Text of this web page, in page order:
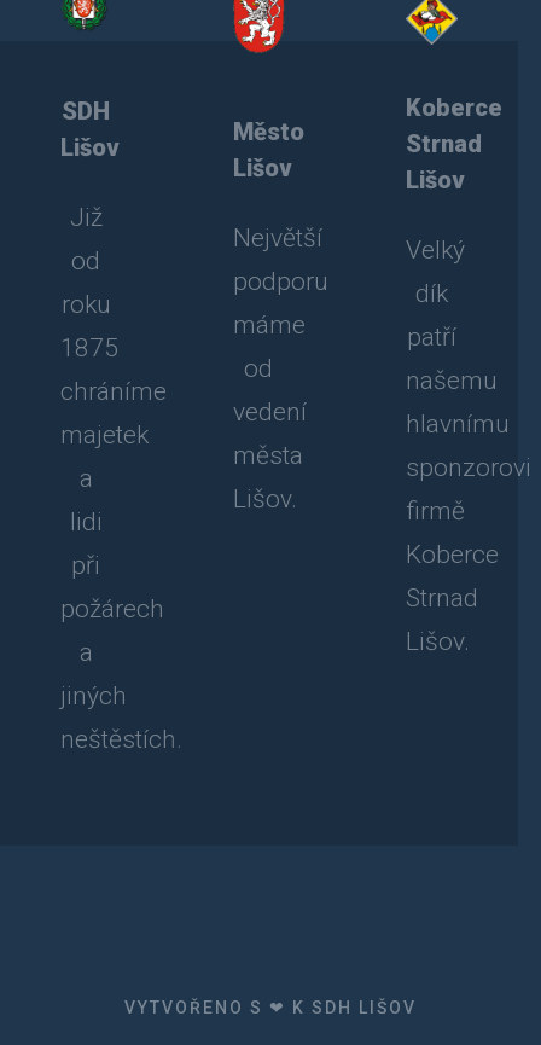
SDH
Lišov
Již
od
roku
1875
chráníme
majetek
a
lidi
při
požárech
a
jiných
neštěstích.
Město
Lišov
Největší
podporu
máme
od
vedení
města
Lišov.
Koberce
Strnad
Lišov
Velký
dík
patří
našemu
hlavnímu
sponzorovi
firmě
Koberce
Strnad
Lišov.
VYTVOŘENO S ❤ K SDH LIŠOV